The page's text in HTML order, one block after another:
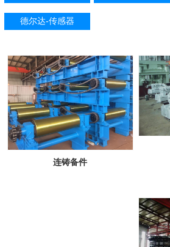
德尔达-传感器
连铸备件